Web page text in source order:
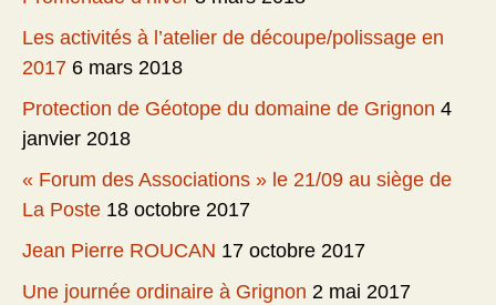
Les activités à l’atelier de découpe/polissage en
2017 6 mars 2018
Protection de Géotope du domaine de Grignon 4
janvier 2018
« Forum des Associations » le 21/09 au siège de
La Poste 18 octobre 2017
Jean Pierre ROUCAN 17 octobre 2017
Une journée ordinaire à Grignon 2 mai 2017